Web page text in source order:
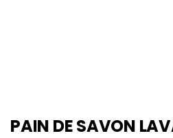
PAIN DE SAVON